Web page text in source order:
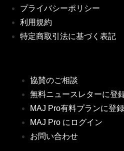
プライバシーポリシー
利用規約
特定商取引法に基づく表記
協賛のご相談
無料ニュースレターに登
MAJ Pro有料プランに登録
MAJ Pro にログイン
お問い合わせ